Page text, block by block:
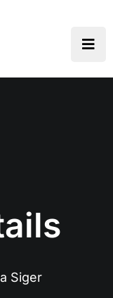
Siger